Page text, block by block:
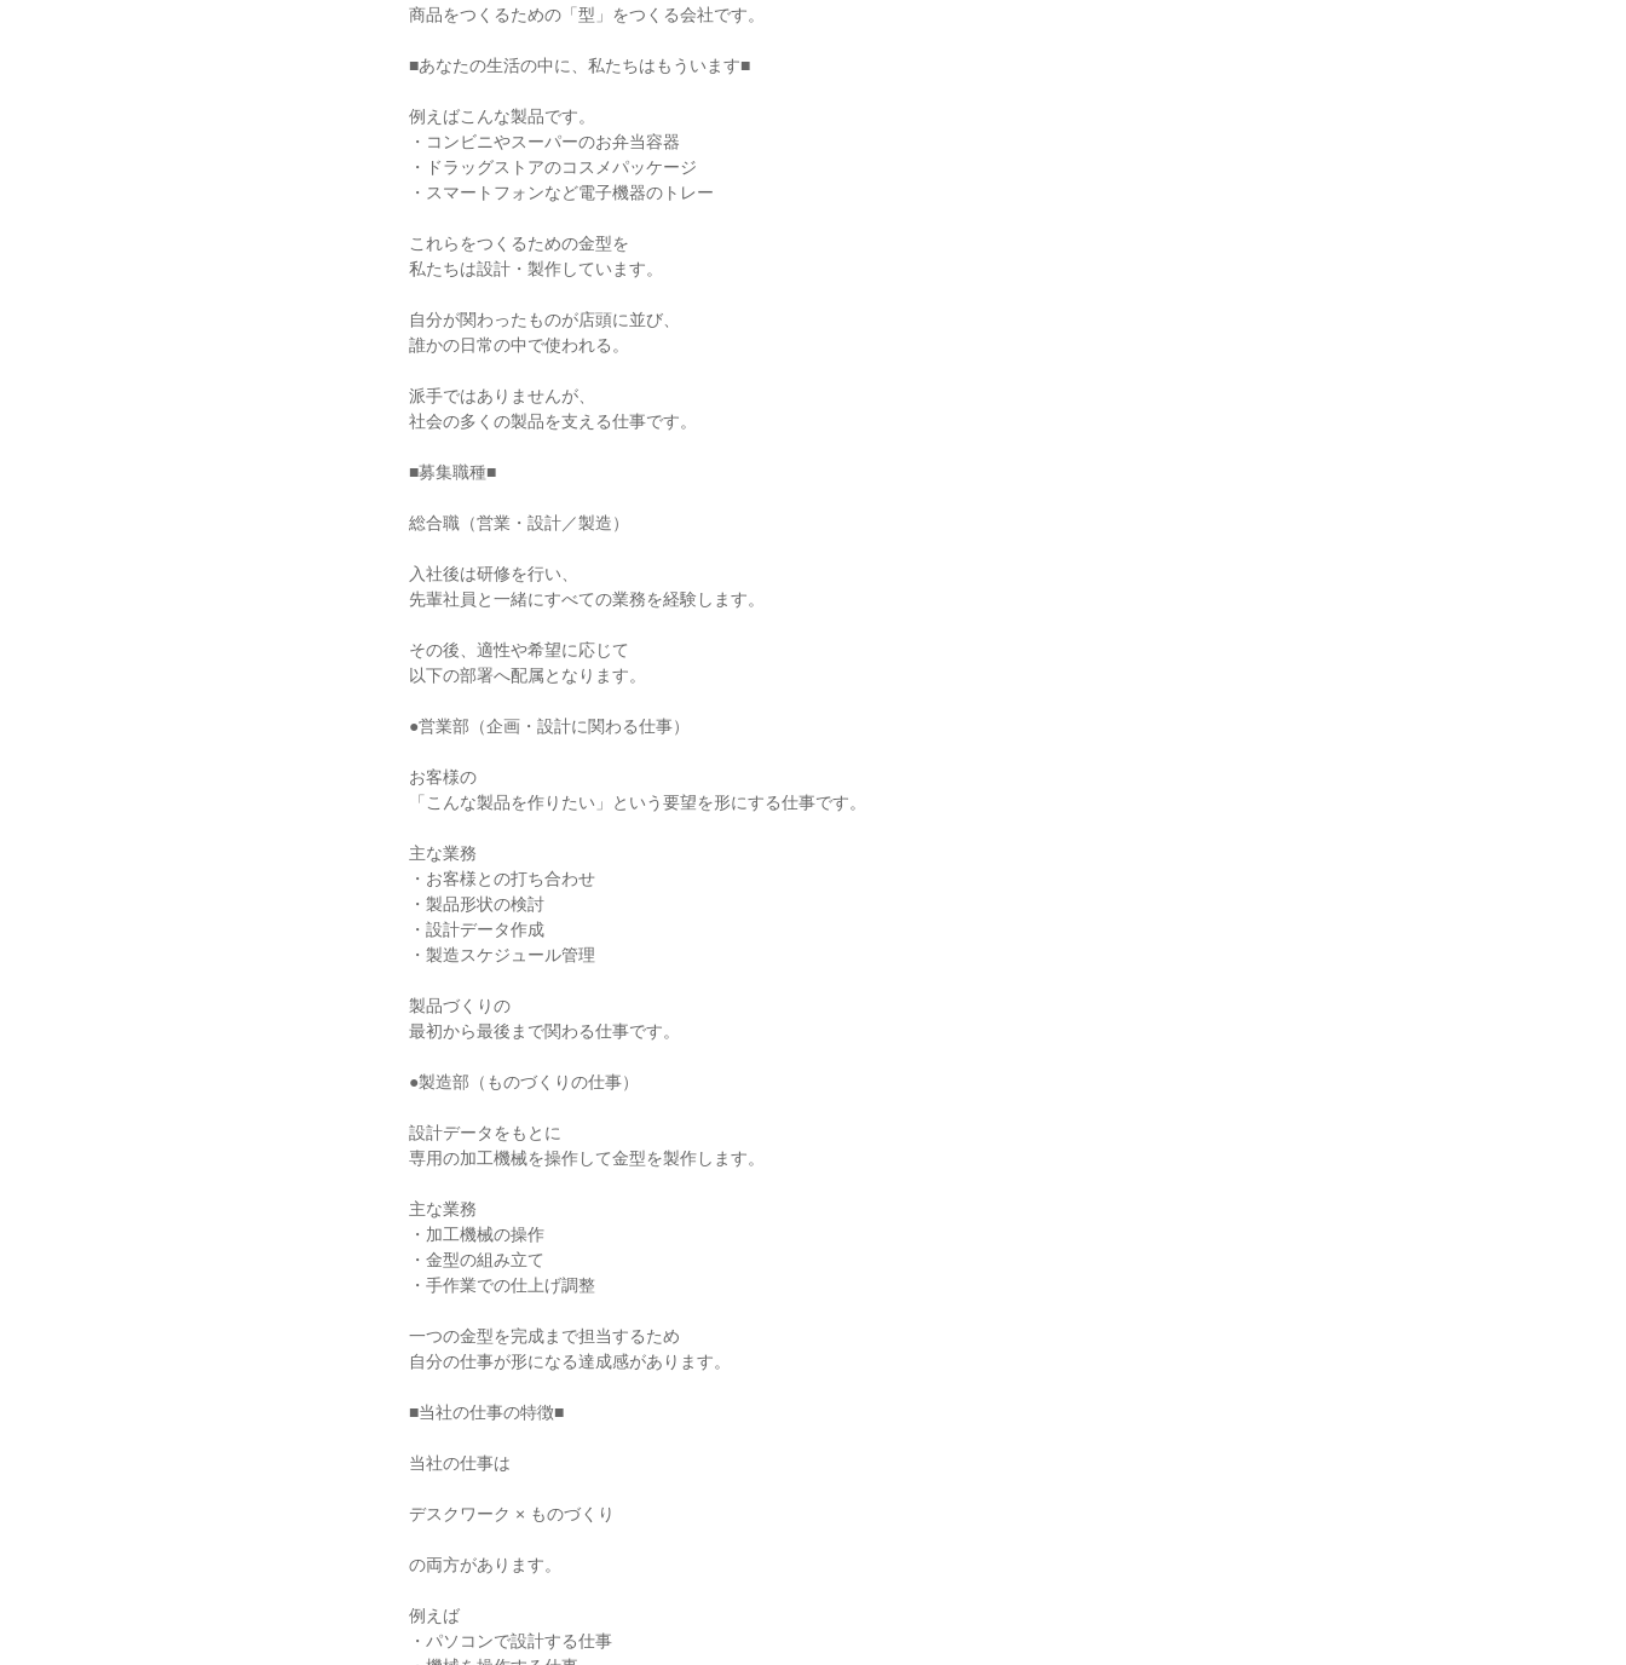
商品をつくるための「型」をつくる会社です。
■あなたの生活の中に、私たちはもういます■
例えばこんな製品です。
・コンビニやスーパーのお弁当容器
・ドラッグストアのコスメパッケージ
・スマートフォンなど電子機器のトレー
これらをつくるための金型を
私たちは設計・製作しています。
自分が関わったものが店頭に並び、
誰かの日常の中で使われる。
派手ではありませんが、
社会の多くの製品を支える仕事です。
■募集職種■
総合職（営業・設計／製造）
入社後は研修を行い、
先輩社員と一緒にすべての業務を経験します。
その後、適性や希望に応じて
以下の部署へ配属となります。
●営業部（企画・設計に関わる仕事）
お客様の
「こんな製品を作りたい」という要望を形にする仕事です。
主な業務
・お客様との打ち合わせ
・製品形状の検討
・設計データ作成
・製造スケジュール管理
製品づくりの
最初から最後まで関わる仕事です。
●製造部（ものづくりの仕事）
設計データをもとに
専用の加工機械を操作して金型を製作します。
主な業務
・加工機械の操作
・金型の組み立て
・手作業での仕上げ調整
一つの金型を完成まで担当するため
自分の仕事が形になる達成感があります。
■当社の仕事の特徴■
当社の仕事は
デスクワーク × ものづくり
の両方があります。
例えば
・パソコンで設計する仕事